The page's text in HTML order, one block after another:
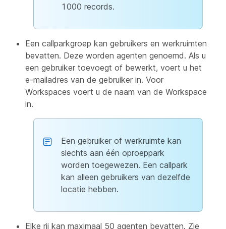
1000 records.
Een callparkgroep kan gebruikers en werkruimten
bevatten. Deze worden agenten genoemd. Als u
een gebruiker toevoegt of bewerkt, voert u het
e-mailadres van de gebruiker in. Voor
Workspaces voert u de naam van de Workspace
in.
Een gebruiker of werkruimte kan
slechts aan één oproeppark
worden toegewezen. Een callpark
kan alleen gebruikers van dezelfde
locatie hebben.
Elke rij kan maximaal 50 agenten bevatten. Zie